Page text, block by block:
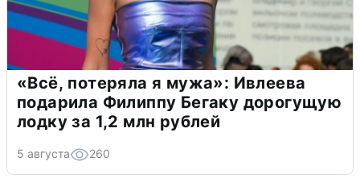
«Всё, потеряла я мужа»: Ивлеева
подарила Филиппу Бегаку дорогущую
лодку за 1,2 млн рублей
5 августа 260